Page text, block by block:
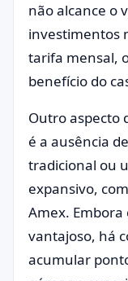
não alcance o
investimentos
tarifa mensal,
benefício do
Outro aspecto
é a ausência
tradicional ou
expansivo,
Amex. Embora
vantajoso, há
acumular